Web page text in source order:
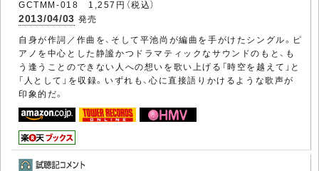
GCTMM-018 1,257円（税込）
2013/04/03 発売
自身が作詞／作曲を、そして平池尚が編曲を手がけたシングル。ピ
アノを中心とした静謐かつドラマティックなサウンドのもと、も
う逢うことのできない人への想いを歌い上げる「時空を越えて」と
「人として」を収録。いずれも、心に直接語りかけるような歌声が
印象的だ。